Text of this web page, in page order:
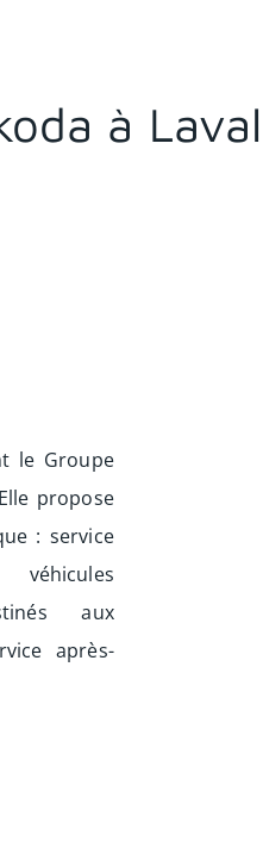
à Laval
le Groupe
propose
: service
aux
après-